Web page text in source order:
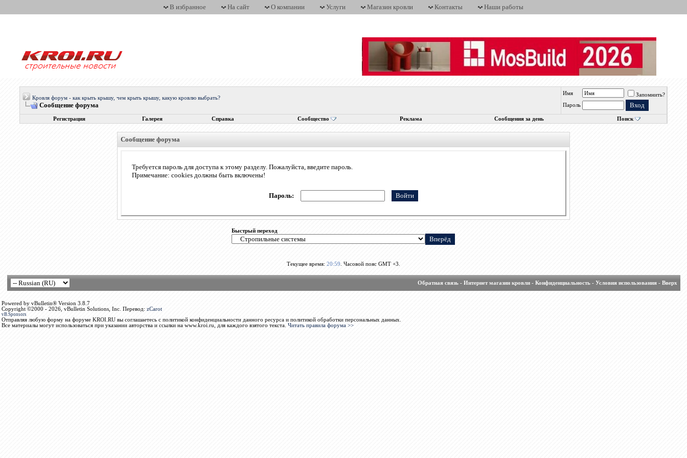
В избранное На сайт О компании Услуги Магазин кровли Контакты Наши работы
Кровля форум - как крыть крышу, чем крыть крышу, какую кровлю выбрать?
Сообщение форума
Имя
Запомнить?
Пароль
Регистрация Галерея Справка Сообщество Реклама Сообщения за день Поиск
Сообщение форума
Требуется пароль для доступа к этому разделу. Пожалуйста, введите пароль.
Примечание: cookies должны быть включены!
Пароль:
Быстрый переход
Текущее время: 20:59 . Часовой пояс GMT +3.
Обратная связь- Интернет магазин кровли- Конфиденциальность- Условия использования- Вверх
Powered by vBulletin® Version 3.8.7
Copyright ©2000 - 2026, vBulletin Solutions, Inc. Перевод: zCarot
vB.Sponsors
Отправляя любую форму на форуме KROI.RU вы соглашаетесь с политикой конфиденциальности данного ресурса и политикой обработки персональных данных.
Все материалы могут использоваться при указании авторства и ссылки на www.kroi.ru, для каждого взятого текста. Читать правила форума >>